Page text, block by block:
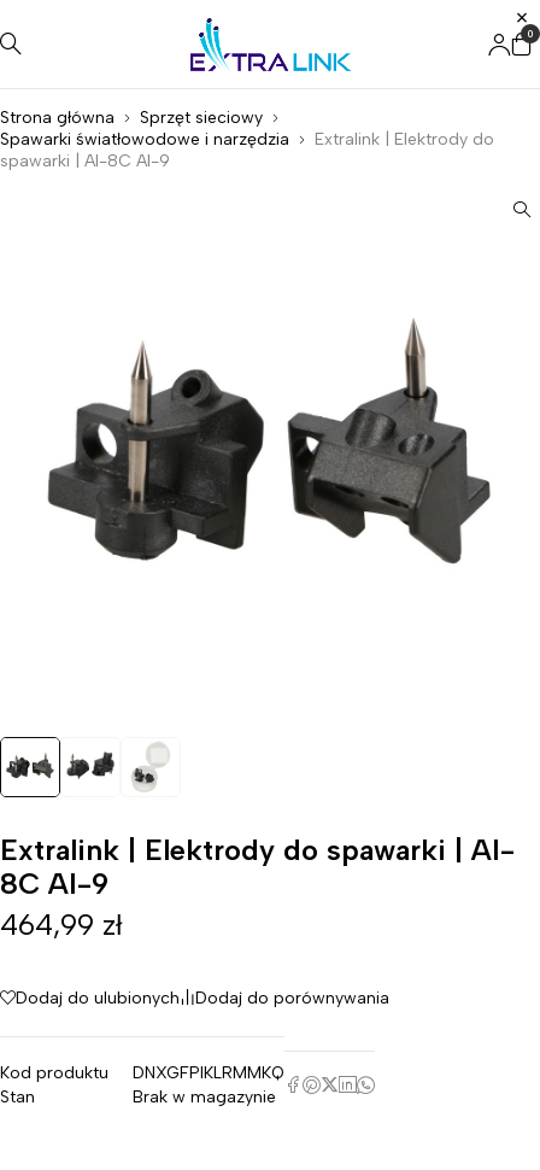
0
Strona główna
Sprzęt sieciowy
Spawarki światłowodowe i narzędzia
Extralink | Elektrody do
spawarki | AI-8C AI-9
Extralink | Elektrody do spawarki | AI-
8C AI-9
464,99 zł
Dodaj do ulubionych Dodaj do porównywania
Kod produktu
DNXGFPIKLRMMKQ
Stan
Brak w magazynie